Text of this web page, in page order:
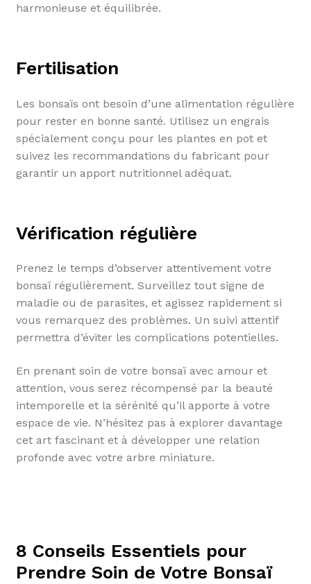
harmonieuse et équilibrée.
Fertilisation
Les bonsaïs ont besoin d’une alimentation régulière
pour rester en bonne santé. Utilisez un engrais
spécialement conçu pour les plantes en pot et
suivez les recommandations du fabricant pour
garantir un apport nutritionnel adéquat.
Vérification régulière
Prenez le temps d’observer attentivement votre
bonsaï régulièrement. Surveillez tout signe de
maladie ou de parasites, et agissez rapidement si
vous remarquez des problèmes. Un suivi attentif
permettra d’éviter les complications potentielles.
En prenant soin de votre bonsaï avec amour et
attention, vous serez récompensé par la beauté
intemporelle et la sérénité qu’il apporte à votre
espace de vie. N’hésitez pas à explorer davantage
cet art fascinant et à développer une relation
profonde avec votre arbre miniature.
8 Conseils Essentiels pour
Prendre Soin de Votre Bonsaï